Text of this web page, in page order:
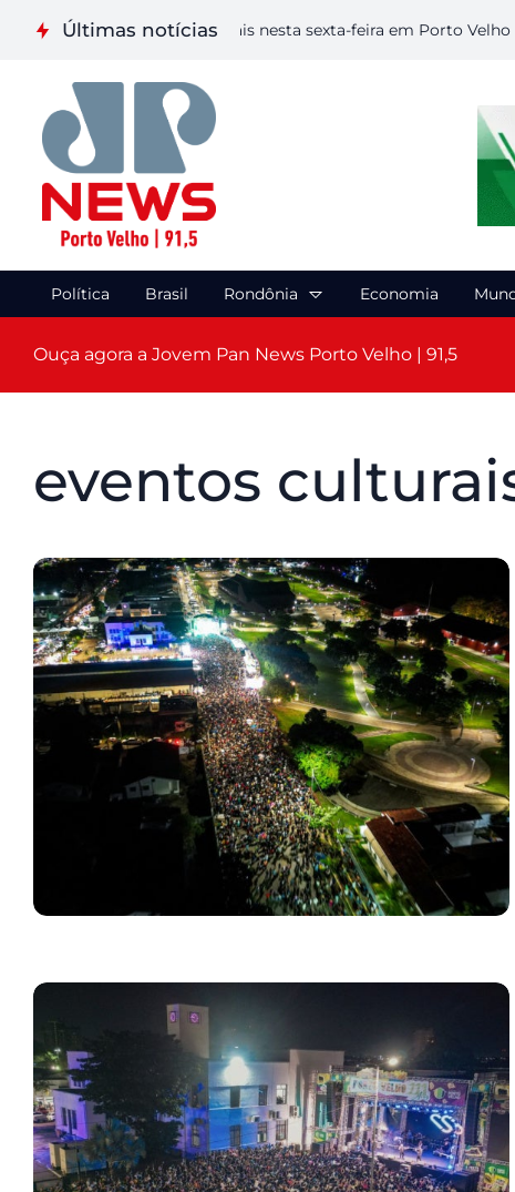
Últimas notícias
etapa de Artes Visuais nesta sexta-feira em Porto Velho
Política Brasil Rondônia Economia
Ouça agora a Jovem Pan News Porto Velho | 91,5
eventos